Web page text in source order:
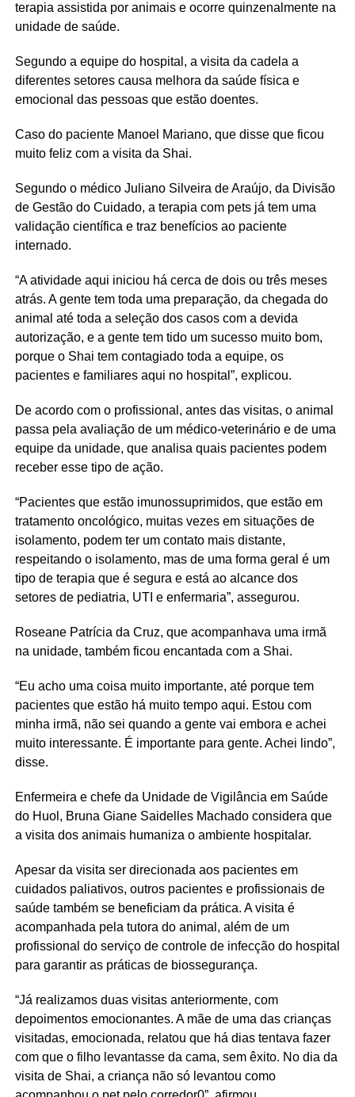
terapia assistida por animais e ocorre quinzenalmente na
unidade de saúde.
Segundo a equipe do hospital, a visita da cadela a
diferentes setores causa melhora da saúde física e
emocional das pessoas que estão doentes.
Caso do paciente Manoel Mariano, que disse que ficou
muito feliz com a visita da Shai.
Segundo o médico Juliano Silveira de Araújo, da Divisão
de Gestão do Cuidado, a terapia com pets já tem uma
validação científica e traz benefícios ao paciente
internado.
“A atividade aqui iniciou há cerca de dois ou três meses
atrás. A gente tem toda uma preparação, da chegada do
animal até toda a seleção dos casos com a devida
autorização, e a gente tem tido um sucesso muito bom,
porque o Shai tem contagiado toda a equipe, os
pacientes e familiares aqui no hospital”, explicou.
De acordo com o profissional, antes das visitas, o animal
passa pela avaliação de um médico-veterinário e de uma
equipe da unidade, que analisa quais pacientes podem
receber esse tipo de ação.
“Pacientes que estão imunossuprimidos, que estão em
tratamento oncológico, muitas vezes em situações de
isolamento, podem ter um contato mais distante,
respeitando o isolamento, mas de uma forma geral é um
tipo de terapia que é segura e está ao alcance dos
setores de pediatria, UTI e enfermaria”, assegurou.
Roseane Patrícia da Cruz, que acompanhava uma irmã
na unidade, também ficou encantada com a Shai.
“Eu acho uma coisa muito importante, até porque tem
pacientes que estão há muito tempo aqui. Estou com
minha irmã, não sei quando a gente vai embora e achei
muito interessante. É importante para gente. Achei lindo”,
disse.
Enfermeira e chefe da Unidade de Vigilância em Saúde
do Huol, Bruna Giane Saidelles Machado considera que
a visita dos animais humaniza o ambiente hospitalar.
Apesar da visita ser direcionada aos pacientes em
cuidados paliativos, outros pacientes e profissionais de
saúde também se beneficiam da prática. A visita é
acompanhada pela tutora do animal, além de um
profissional do serviço de controle de infecção do hospital
para garantir as práticas de biossegurança.
“Já realizamos duas visitas anteriormente, com
depoimentos emocionantes. A mãe de uma das crianças
visitadas, emocionada, relatou que há dias tentava fazer
com que o filho levantasse da cama, sem êxito. No dia da
visita de Shai, a criança não só levantou como